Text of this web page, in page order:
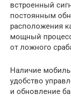
встроенный
постоянным
расположения
мощный
от ложного
Наличие
удобство
и обновление